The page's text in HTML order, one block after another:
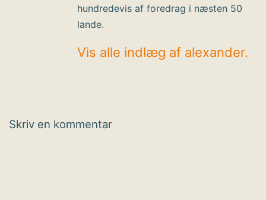
hundredevis af foredrag i næsten 50
lande.
Vis alle indlæg af alexander.
Skriv en kommentar